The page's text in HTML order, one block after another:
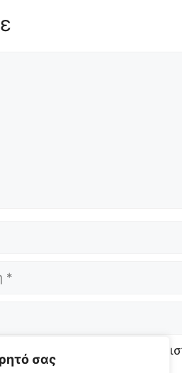
σας
όνομά μου, email, και τον
που θα σχολιάσω.